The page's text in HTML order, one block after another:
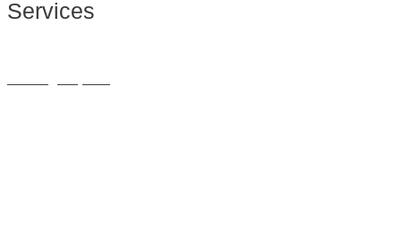
Services